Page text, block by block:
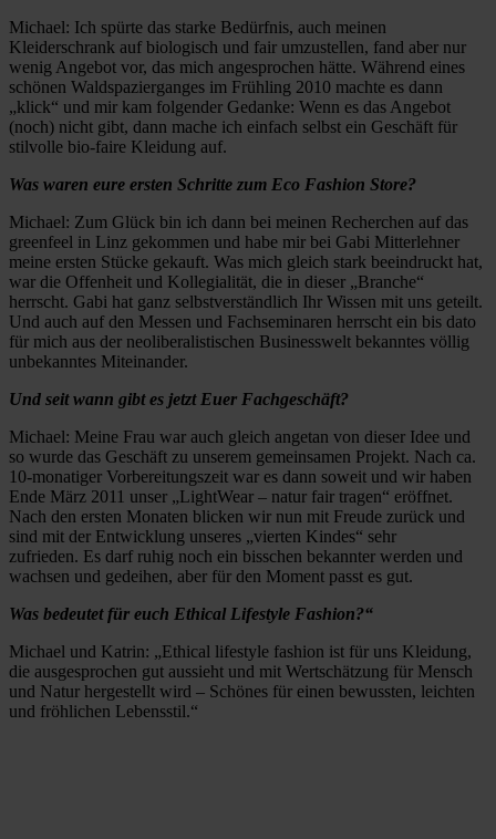
Michael: Ich spürte das starke Bedürfnis, auch meinen
Kleiderschrank auf biologisch und fair umzustellen, fand aber nur
wenig Angebot vor, das mich angesprochen hätte. Während eines
schönen Waldspazierganges im Frühling 2010 machte es dann
„klick“ und mir kam folgender Gedanke: Wenn es das Angebot
(noch) nicht gibt, dann mache ich einfach selbst ein Geschäft für
stilvolle bio-faire Kleidung auf.
Was waren eure ersten Schritte zum Eco Fashion Store?
Michael: Zum Glück bin ich dann bei meinen Recherchen auf das
greenfeel in Linz gekommen und habe mir bei Gabi Mitterlehner
meine ersten Stücke gekauft. Was mich gleich stark beeindruckt hat,
war die Offenheit und Kollegialität, die in dieser „Branche“
herrscht. Gabi hat ganz selbstverständlich Ihr Wissen mit uns geteilt.
Und auch auf den Messen und Fachseminaren herrscht ein bis dato
für mich aus der neoliberalistischen Businesswelt bekanntes völlig
unbekanntes Miteinander.
Und seit wann gibt es jetzt Euer Fachgeschäft?
Michael: Meine Frau war auch gleich angetan von dieser Idee und
so wurde das Geschäft zu unserem gemeinsamen Projekt. Nach ca.
10-monatiger Vorbereitungszeit war es dann soweit und wir haben
Ende März 2011 unser „LightWear – natur fair tragen“ eröffnet.
Nach den ersten Monaten blicken wir nun mit Freude zurück und
sind mit der Entwicklung unseres „vierten Kindes“ sehr
zufrieden. Es darf ruhig noch ein bisschen bekannter werden und
wachsen und gedeihen, aber für den Moment passt es gut.
Was bedeutet für euch Ethical Lifestyle Fashion?“
Michael und Katrin: „Ethical lifestyle fashion ist für uns Kleidung,
die ausgesprochen gut aussieht und mit Wertschätzung für Mensch
und Natur hergestellt wird – Schönes für einen bewussten, leichten
und fröhlichen Lebensstil.“